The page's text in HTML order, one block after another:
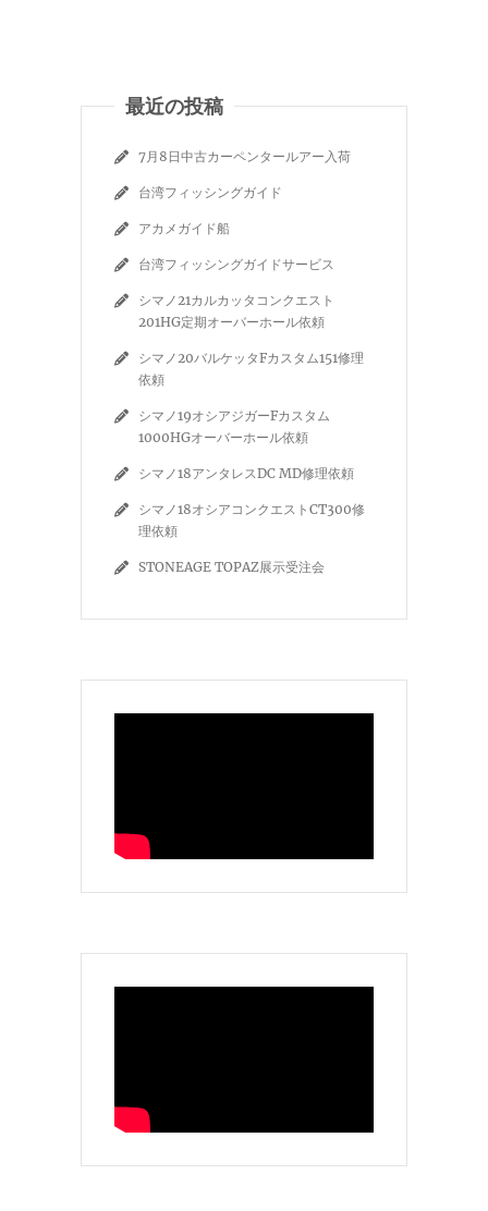
最近の投稿
7月8日中古カーペンタールアー入荷
台湾フィッシングガイド
アカメガイド船
台湾フィッシングガイドサービス
シマノ21カルカッタコンクエスト
201HG定期オーバーホール依頼
シマノ20バルケッタFカスタム151修理
依頼
シマノ19オシアジガーFカスタム
1000HGオーバーホール依頼
シマノ18アンタレスDC MD修理依頼
シマノ18オシアコンクエストCT300修
理依頼
STONEAGE TOPAZ展示受注会